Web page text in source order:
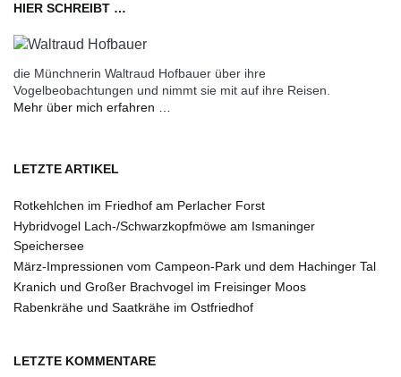
HIER SCHREIBT …
die Münchnerin Waltraud Hofbauer über ihre
Vogelbeobachtungen und nimmt sie mit auf ihre Reisen.
Mehr über mich erfahren …
LETZTE ARTIKEL
Rotkehlchen im Friedhof am Perlacher Forst
Hybridvogel Lach-/Schwarzkopfmöwe am Ismaninger
Speichersee
März-Impressionen vom Campeon-Park und dem Hachinger Tal
Kranich und Großer Brachvogel im Freisinger Moos
Rabenkrähe und Saatkrähe im Ostfriedhof
LETZTE KOMMENTARE